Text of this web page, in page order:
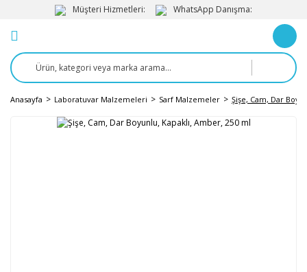
Müşteri Hizmetleri: WhatsApp Danışma:
Anasayfa Laboratuvar Malzemeleri Sarf Malzemeler Şişe, Cam, Dar